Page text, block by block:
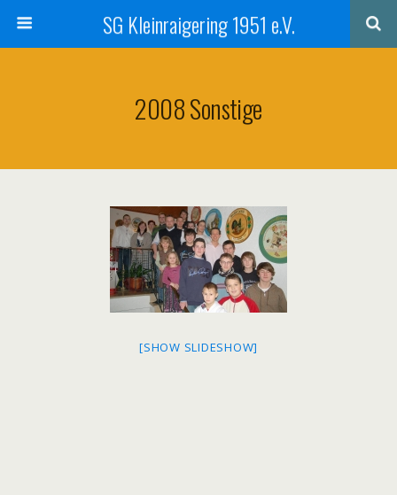
SG Kleinraigering 1951 e.V.
2008 Sonstige
[SHOW SLIDESHOW]